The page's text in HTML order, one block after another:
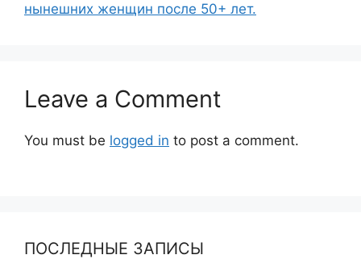
нынешних женщин после 50+ лет.
Leave a Comment
You must be logged in to post a comment.
ПОСЛЕДНЫЕ ЗАПИСЫ